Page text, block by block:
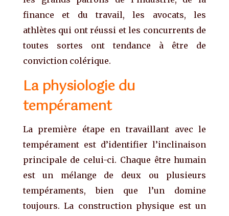
finance et du travail, les avocats, les
athlètes qui ont réussi et les concurrents de
toutes sortes ont tendance à être de
conviction colérique.
La physiologie du
tempérament
La première étape en travaillant avec le
tempérament est d’identifier l’inclinaison
principale de celui-ci. Chaque être humain
est un mélange de deux ou plusieurs
tempéraments, bien que l’un domine
toujours. La construction physique est un